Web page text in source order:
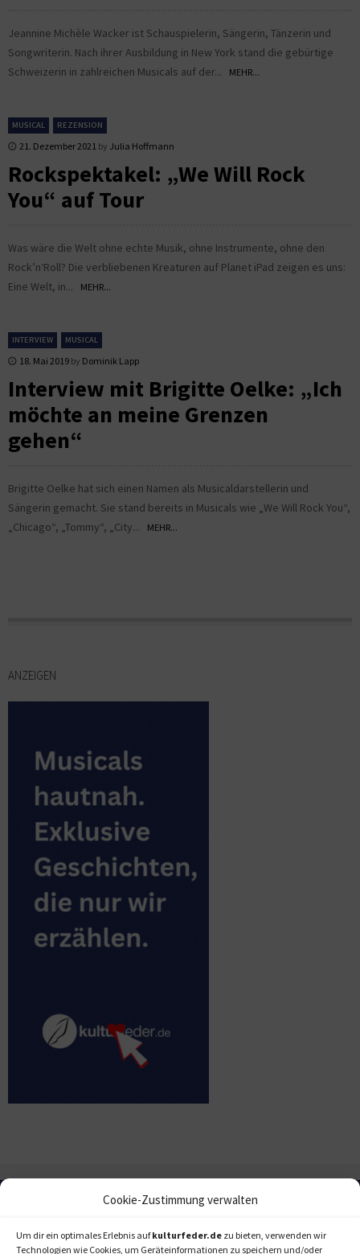
Cookie-Zustimmung verwalten
Um dir ein optimales Erlebnis aufkulturfeder.de zu bieten, verwenden wir
Technologien wie Cookies, um Geräteinformationen zu speichern und/oder
Jeannine Michèle Wacker ist Schauspielerin, Sängerin, Tänzerin und
Songwriterin. Nach ihrer Ausbildung in New York stand die gebürtige
Schweizerin in zahlreichen Musicals auf der...
MEHR...
MUSICAL REZENSION
21. Dezember 2021 by Julia Hoffmann
Rockspektakel: „We Will Rock
You“ auf Tour
Was wäre die Welt ohne echte Musik, ohne Instrumente, ohne den
Rock’n‘Roll? Die verbliebenen Kreaturen auf Planet iPad zeigen es uns:
Eine Welt, in...
MEHR...
INTERVIEW MUSICAL
18. Mai 2019 by Dominik Lapp
Interview mit Brigitte Oelke: „Ich
möchte an meine Grenzen
gehen“
Brigitte Oelke hat sich einen Namen als Musicaldarstellerin und
Sängerin gemacht. Sie stand bereits in Musicals wie „We Will Rock You“,
„Chicago“, „Tommy“, „City...
MEHR...
ANZEIGEN